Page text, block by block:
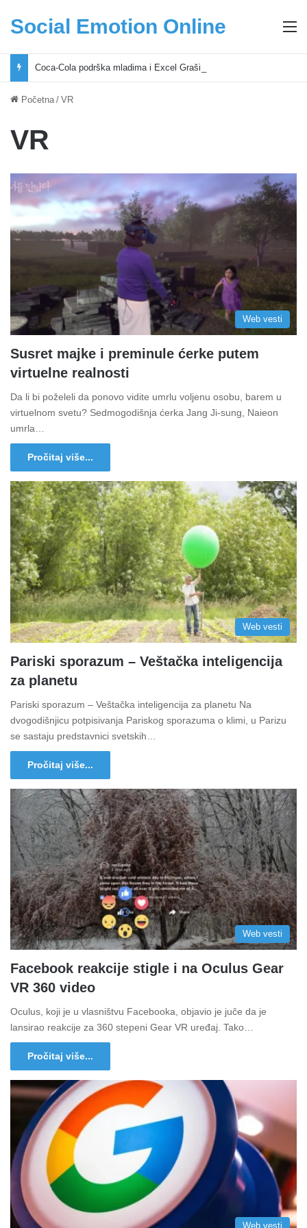
Social Emotion Online
Početna / VR
VR
Web vesti
Susret majke i preminule ćerke putem
virtuelne realnosti
Da li bi poželeli da ponovo vidite umrlu voljenu osobu, barem u
virtuelnom svetu? Sedmogodišnja ćerka Jang Ji-sung, Naieon
umrla…
Pročitaj više...
Web vesti
Pariski sporazum – Veštačka inteligencija
za planetu
Pariski sporazum – Veštačka inteligencija za planetu Na
dvogodišnjicu potpisivanja Pariskog sporazuma o klimi, u Parizu
se sastaju predstavnici svetskih…
Pročitaj više...
Web vesti
Facebook reakcije stigle i na Oculus Gear
VR 360 video
Oculus, koji je u vlasništvu Facebooka, objavio je juče da je
lansirao reakcije za 360 stepeni Gear VR uređaj. Tako…
Pročitaj više...
Web vesti